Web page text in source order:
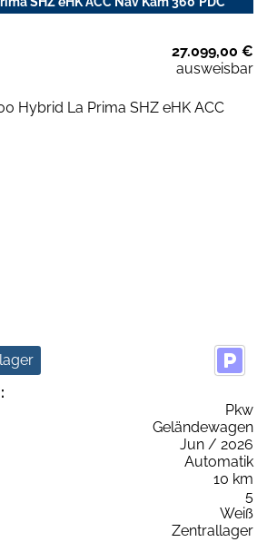
27.099,00 €
ausweisbar
Pkw
Geländewagen
Jun / 2026
Automatik
10 km
5
Weiß
Zentrallager